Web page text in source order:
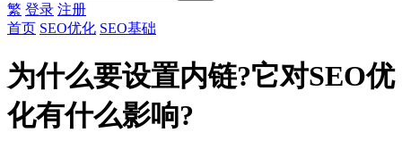
繁 登录 注册
首页 SEO优化 SEO基础
为什么要设置内链?它对SEO优
化有什么影响?